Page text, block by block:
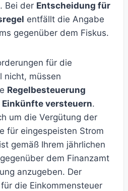
Bei der Entscheidung für
entfällt die Angabe
gegenüber dem Fiskus.
für die
nicht, müssen
Regelbesteuerung
versteuern.
um die Vergütung der
für eingespeisten Strom
gemäß Ihrem jährlichen
dem Finanzamt
anzugeben. Der
die Einkommensteuer